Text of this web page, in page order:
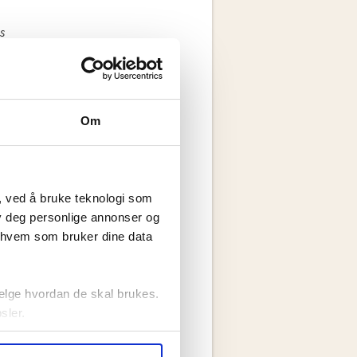
Om
ved å bruke teknologi som
personlige annonser og
som bruker dine data
hvordan de skal brukes.
(cookies) for å lære